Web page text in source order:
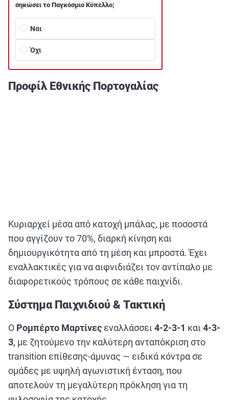
σηκώσει το Παγκόσμιο Κύπελλο;
Ναι
Όχι
Προφίλ Εθνικής Πορτογαλίας
Κυριαρχεί μέσα από κατοχή μπάλας, με ποσοστά
που αγγίζουν το 70%, διαρκή κίνηση και
δημιουργικότητα από τη μέση και μπροστά. Έχει
εναλλακτικές για να αιφνιδιάζει τον αντίπαλο με
διαφορετικούς τρόπους σε κάθε παιχνίδι.
Σύστημα Παιχνιδιού & Τακτική
Ο Ρομπέρτο Μαρτίνες εναλλάσσει 4-2-3-1 και 4-3-
3, με ζητούμενο την καλύτερη ανταπόκριση στο
transition επίθεσης-άμυνας — ειδικά κόντρα σε
ομάδες με υψηλή αγωνιστική ένταση, που
αποτελούν τη μεγαλύτερη πρόκληση για τη